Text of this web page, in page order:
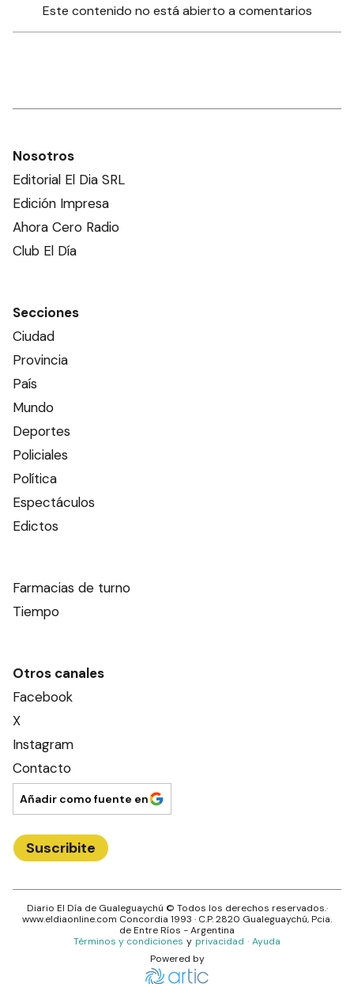
Este contenido no está abierto a comentarios
Nosotros
Editorial El Dia SRL
Edición Impresa
Ahora Cero Radio
Club El Día
Secciones
Ciudad
Provincia
País
Mundo
Deportes
Policiales
Política
Espectáculos
Edictos
Farmacias de turno
Tiempo
Otros canales
Facebook
X
Instagram
Contacto
Añadir como fuente en
Suscribite
Diario El Día de Gualeguaychú © Todos los derechos reservados.·
www.eldiaonline.com Concordia 1993 · C.P.2820 Gualeguaychú, Pcia.
deEntre Ríos - Argentina
Términos y condiciones y privacidad · Ayuda
Powered by